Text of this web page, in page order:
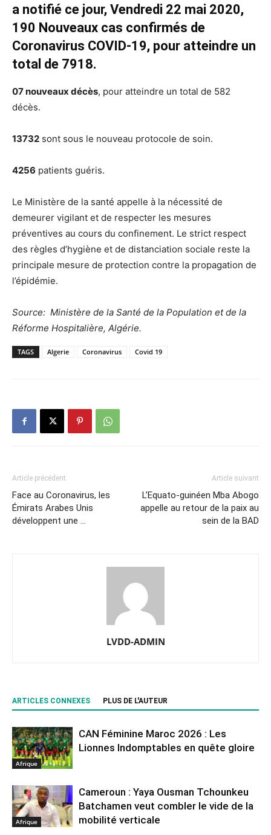
a notifié ce jour, Vendredi 22 mai 2020,
190 Nouveaux cas confirmés de
Coronavirus COVID-19, pour atteindre un
total de 7918.
07 nouveaux décès, pour atteindre un total de 582
décès.
13732 sont sous le nouveau protocole de soin.
4256 patients guéris.
Le Ministère de la santé appelle à la nécessité de
demeurer vigilant et de respecter les mesures
préventives au cours du confinement. Le strict respect
des règles d’hygiène et de distanciation sociale reste la
principale mesure de protection contre la propagation de
l’épidémie.
Source: Ministère de la Santé de la Population et de la
Réforme Hospitalière, Algérie.
TAGS Algerie Coronavirus Covid 19
Article précédent
Face au Coronavirus, les
Émirats Arabes Unis
développent une …
Article suivant
L’Equato-guinéen Mba Abogo
appelle au retour de la paix au
sein de la BAD
LVDD-ADMIN
ARTICLES CONNEXES PLUS DE L'AUTEUR
Afrique
CAN Féminine Maroc 2026 : Les
Lionnes Indomptables en quête gloire
Afrique
Cameroun : Yaya Ousman Tchounkeu
Batchamen veut combler le vide de la
mobilité verticale